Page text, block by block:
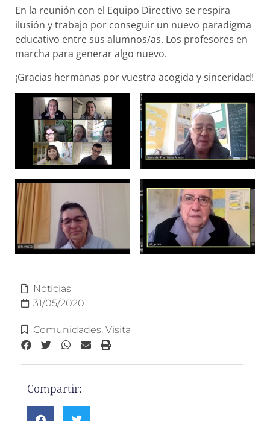
En la reunión con el Equipo Directivo se respira
ilusión y trabajo por conseguir un nuevo paradigma
educativo entre sus alumnos/as. Los profesores en
marcha para generar algo nuevo.
¡Gracias hermanas por vuestra acogida y sinceridad!
Noticias
31/05/2020
Comunidades, Visita
Compartir: